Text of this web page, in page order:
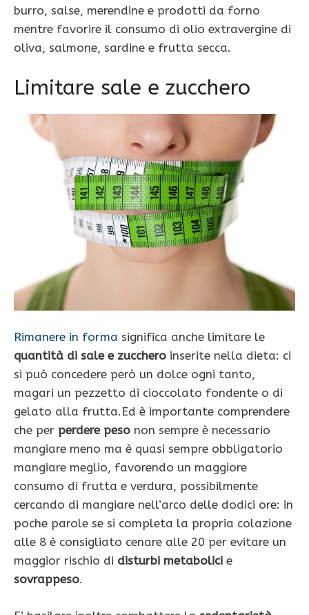
burro, salse, merendine e prodotti da forno
mentre favorire il consumo di olio extravergine di
oliva, salmone, sardine e frutta secca.
Limitare sale e zucchero
Rimanere in forma significa anche limitare le
quantità di sale e zucchero inserite nella dieta: ci
si può concedere però un dolce ogni tanto,
magari un pezzetto di cioccolato fondente o di
gelato alla frutta.Ed è importante comprendere
che per perdere peso non sempre è necessario
mangiare meno ma è quasi sempre obbligatorio
mangiare meglio, favorendo un maggiore
consumo di frutta e verdura, possibilmente
cercando di mangiare nell’arco delle dodici ore: in
poche parole se si completa la propria colazione
alle 8 è consigliato cenare alle 20 per evitare un
maggior rischio di disturbi metabolici e
sovrappeso.